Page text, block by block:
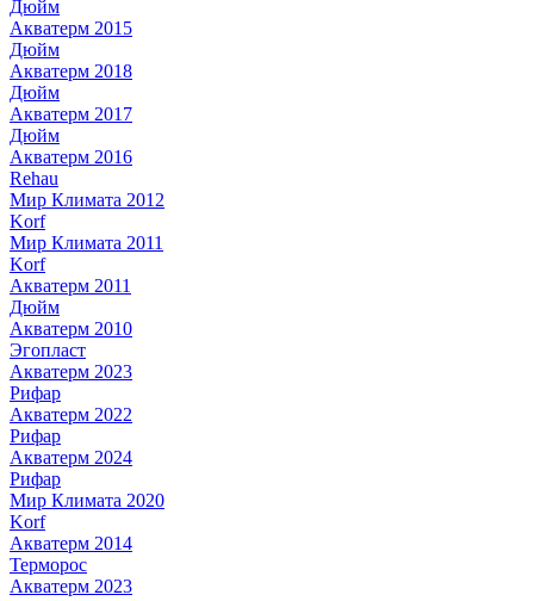
Дюйм
Акватерм 2015
Дюйм
Акватерм 2018
Дюйм
Акватерм 2017
Дюйм
Акватерм 2016
Rehau
Мир Климата 2012
Korf
Мир Климата 2011
Korf
Акватерм 2011
Дюйм
Акватерм 2010
Эгопласт
Акватерм 2023
Рифар
Акватерм 2022
Рифар
Акватерм 2024
Рифар
Мир Климата 2020
Korf
Акватерм 2014
Терморос
Акватерм 2023